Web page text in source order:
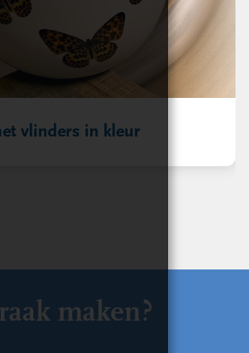
vlinders in kleur
maken?